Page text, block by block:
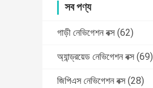
সব পণ্য
গাড়ী নেভিগেশন বক্স (62)
অ্যান্ড্রয়েড নেভিগেশন বক্স (69)
জিপিএস নেভিগেশন বক্স (28)